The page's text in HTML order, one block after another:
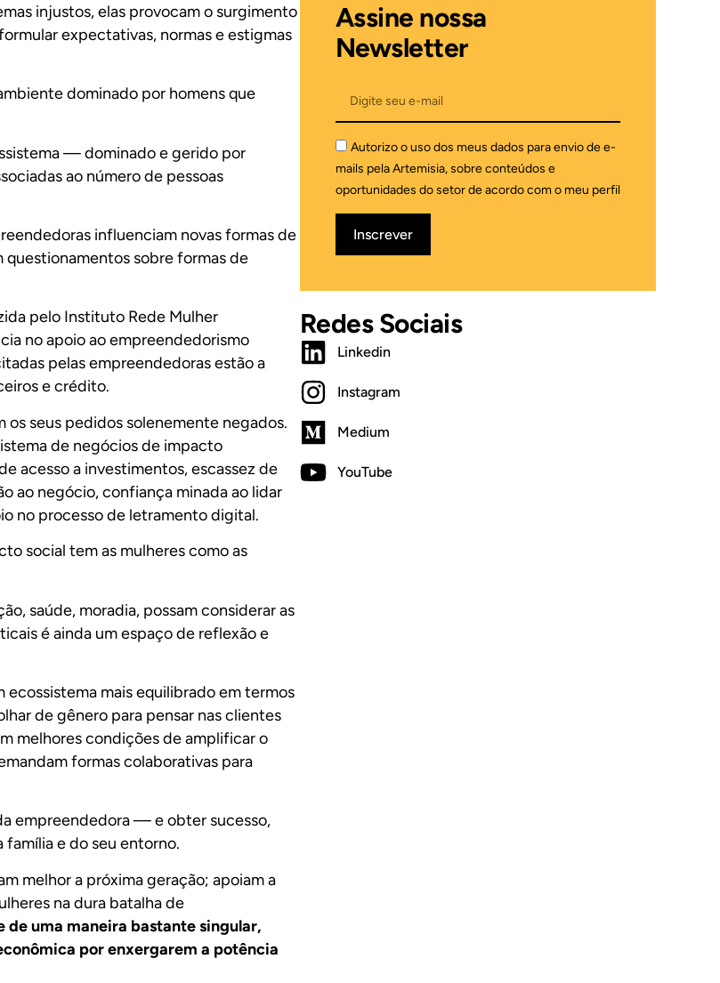
injustos, elas provocam o surgimento
expectativas, normas e estigmas
dominado por homens que
— dominado e gerido por
ao número de pessoas
influenciam novas formas de
questionamentos sobre formas de
pelo Instituto Rede Mulher
no apoio ao empreendedorismo
pelas empreendedoras estão a
e crédito.
seus pedidos solenemente negados.
de negócios de impacto
acesso a investimentos, escassez de
ao negócio, confiança minada ao lidar
no processo de letramento digital.
social tem as mulheres como as
saúde, moradia, possam considerar as
é ainda um espaço de reflexão e
ecossistema mais equilibrado em termos
de gênero para pensar nas clientes
melhores condições de amplificar o
formas colaborativas para
empreendedora — e obter sucesso,
e do seu entorno.
melhor a próxima geração; apoiam a
na dura batalha de
uma maneira bastante singular,
por enxergarem a potência
Assine nossa
Newsletter
Autorizo o uso dos meus dados para envio de e-
mails pela Artemisia, sobre conteúdos e
oportunidades do setor de acordo com o meu perfil
Inscrever
Redes Sociais
Linkedin
Instagram
Medium
YouTube